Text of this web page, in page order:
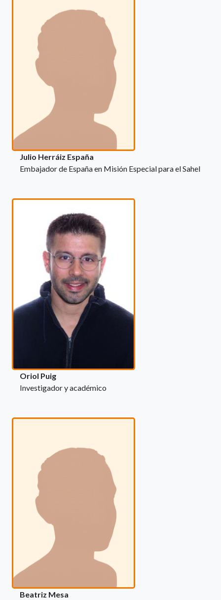
Julio Herráiz España
Embajador de España en Misión Especial para el Sahel
Oriol Puig
Investigador y académico
Beatriz Mesa